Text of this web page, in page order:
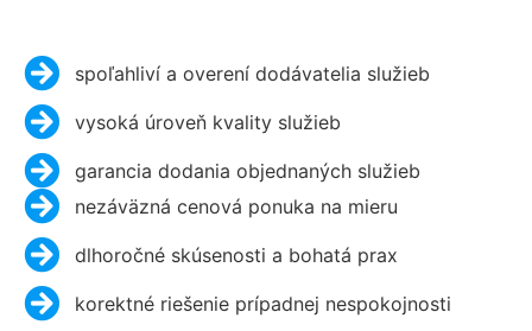
spoľahliví a overení dodávatelia služieb
vysoká úroveň kvality služieb
garancia dodania objednaných služieb
nezáväzná cenová ponuka na mieru
dlhoročné skúsenosti a bohatá prax
korektné riešenie prípadnej nespokojnosti